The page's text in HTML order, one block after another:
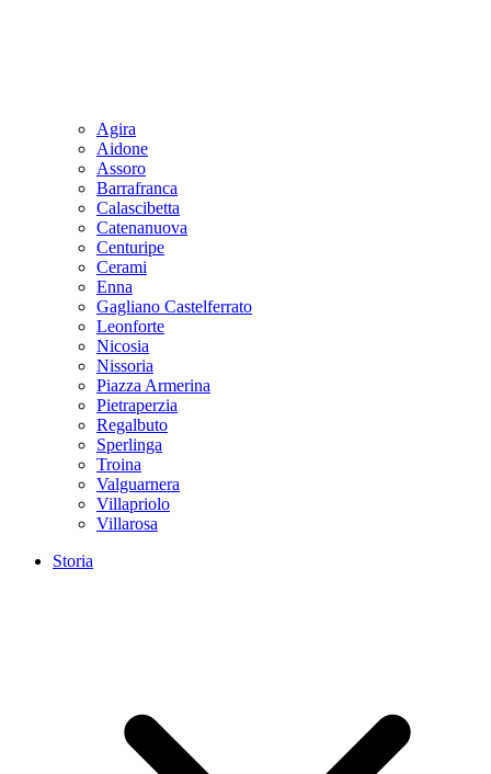
Agira
Aidone
Assoro
Barrafranca
Calascibetta
Catenanuova
Centuripe
Cerami
Enna
Gagliano Castelferrato
Leonforte
Nicosia
Nissoria
Piazza Armerina
Pietraperzia
Regalbuto
Sperlinga
Troina
Valguarnera
Villapriolo
Villarosa
Storia